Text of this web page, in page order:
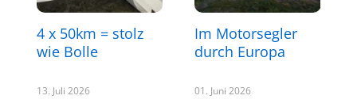
4 x 50km = stolz
wie Bolle
13. Juli 2026
Im Motorsegler
durch Europa
01. Juni 2026